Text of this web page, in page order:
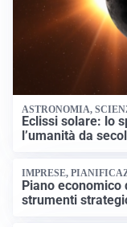
ASTRONOMIA,
Eclissi solare: lo
l’umanità da
IMPRESE,
Piano economico
strumenti